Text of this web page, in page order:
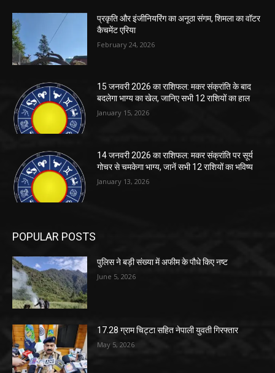
प्रकृति और इंजीनियरिंग का अनूठा संगम, शिमला का वॉटर
कैचमेंट एरिया
February 24, 2026
15 जनवरी 2026 का राशिफल: मकर संक्रांति के बाद
बदलेगा भाग्य का खेल, जानिए सभी 12 राशियों का हाल
January 15, 2026
14 जनवरी 2026 का राशिफल: मकर संक्रांति पर सूर्य
गोचर से चमकेगा भाग्य, जानें सभी 12 राशियों का भविष्य
January 13, 2026
POPULAR POSTS
पुलिस ने बड़ी संख्या में अफीम के पौधे किए नष्ट
June 5, 2026
17.28 ग्राम चिट्टा सहित नेपाली युवती गिरफ्तार
May 5, 2026